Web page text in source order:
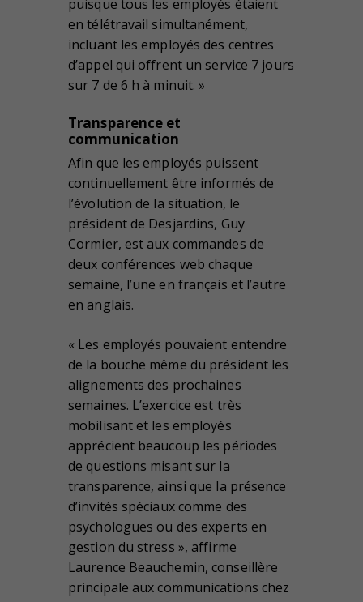
puisque tous les employés étaient
en télétravail simultanément,
incluant les employés des centres
d’appel qui offrent un service 7 jours
sur 7 de 6 h à minuit. »
Transparence et
communication
Afin que les employés puissent
continuellement être informés de
l’évolution de la situation, le
président de Desjardins, Guy
Cormier, est aux commandes de
deux conférences web chaque
semaine, l’une en français et l’autre
en anglais.
« Les employés pouvaient entendre
de la bouche même du président les
alignements des prochaines
semaines. L’exercice est très
mobilisant et les employés
apprécient beaucoup les périodes
de questions misant sur la
transparence, ainsi que la présence
d’invités spéciaux comme des
psychologues ou des experts en
gestion du stress », affirme
Laurence Beauchemin, conseillère
principale aux communications chez